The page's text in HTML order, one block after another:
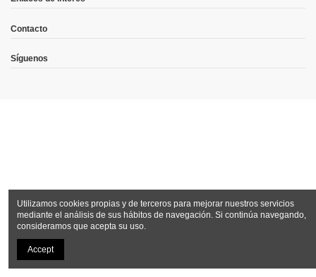
Contacto
Síguenos
Utilizamos cookies propias y de terceros para mejorar nuestros servicios
mediante el análisis de sus hábitos de navegación. Si continúa navegando,
consideramos que acepta su uso.
Accept